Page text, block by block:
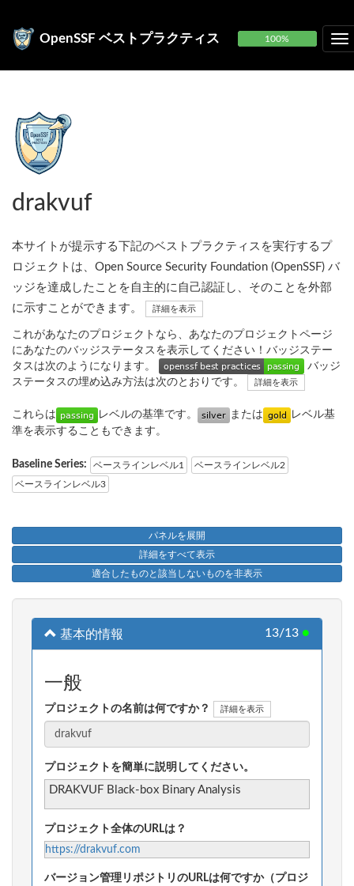
OpenSSF ベストプラクティス 100%
drakvuf
本サイトが提示する下記のベストプラクティスを実行するプ
ロジェクトは、Open Source Security Foundation (OpenSSF) バ
ッジを達成したことを自主的に自己認証し、そのことを外部
に示すことができます。
詳細を表示
これがあなたのプロジェクトなら、あなたのプロジェクトページ
にあなたのバッジステータスを表示してください！バッジステー
タスは次のようになります。
バッジ
ステータスの埋め込み方法は次のとおりです。
詳細を表示
これらは レベルの基準です。 または
レベル基
準を表示することもできます。
Baseline Series: ベースラインレベル1
ベースラインレベル2
ベースラインレベル3
パネルを展開
詳細をすべて表示
適合したものと該当しないものを非表示
基本的情報 13/13 ●
一般
プロジェクトの名前は何ですか？ 詳細を表示
プロジェクトを簡単に説明してください。
DRAKVUF Black-box Binary Analysis
プロジェクト全体のURLは？
https://drakvuf.com
バージョン管理リポジトリのURLは何ですか（プロジ